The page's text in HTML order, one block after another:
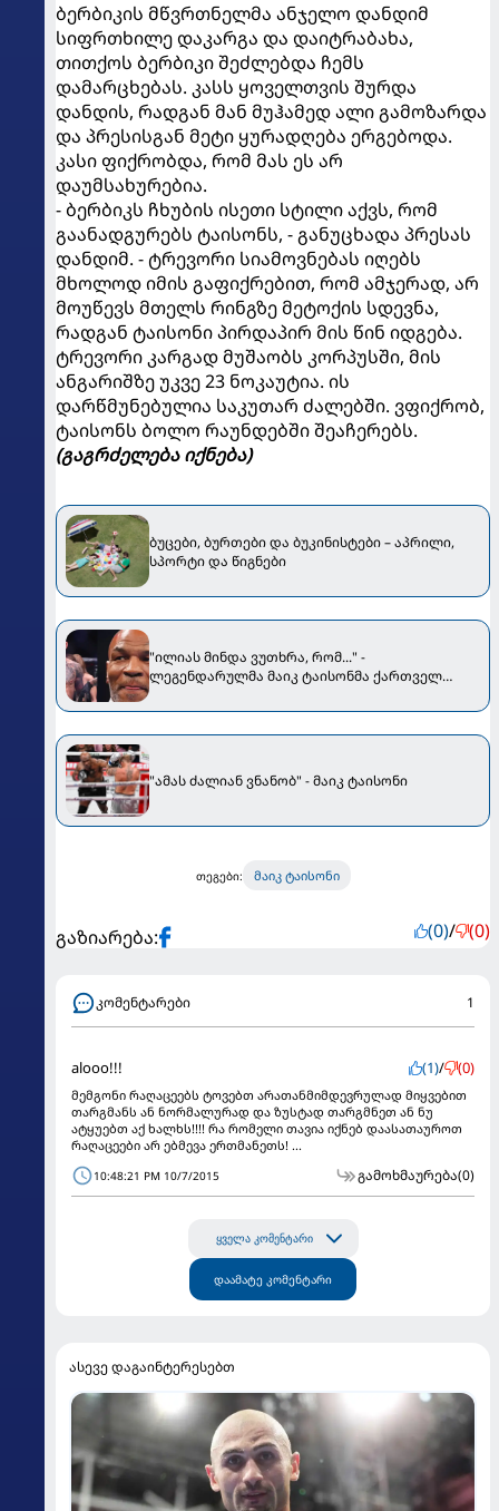
ბერბიკის მწვრთნელმა ანჯელო დანდიმ
სიფრთხილე დაკარგა და დაიტრაბახა,
თითქოს ბერბიკი შეძლებდა ჩემს
დამარცხებას. კასს ყოველთვის შურდა
დანდის, რადგან მან მუჰამედ ალი გამოზარდა
და პრესისგან მეტი ყურადღება ერგებოდა.
კასი ფიქრობდა, რომ მას ეს არ
დაუმსახურებია.
- ბერბიკს ჩხუბის ისეთი სტილი აქვს, რომ
გაანადგურებს ტაისონს, - განუცხადა პრესას
დანდიმ. - ტრევორი სიამოვნებას იღებს
მხოლოდ იმის გაფიქრებით, რომ ამჯერად, არ
მოუწევს მთელს რინგზე მეტოქის სდევნა,
რადგან ტაისონი პირდაპირ მის წინ იდგება.
ტრევორი კარგად მუშაობს კორპუსში, მის
ანგარიშზე უკვე 23 ნოკაუტია. ის
დარწმუნებულია საკუთარ ძალებში. ვფიქრობ,
ტაისონს ბოლო რაუნდებში შეაჩერებს.
(გაგრძელება იქნება)
ბუცები, ბურთები და ბუკინისტები – აპრილი,
სპორტი და წიგნები
"ილიას მინდა ვუთხრა, რომ..." -
ლეგენდარულმა მაიკ ტაისონმა ქართველ
"ამას ძალიან ვნანობ" - მაიკ ტაისონი
თეგები: მაიკ ტაისონი
გაზიარება: (0)/ (0)
კომენტარები 1
alooo!!! (1)/ (0)
მემგონი რაღაცეებს ტოვებთ არათანმიმდევრულად მიყვებით
თარგმანს ან ნორმალურად და ზუსტად თარგმნეთ ან ნუ
ატყუებთ აქ ხალხს!!!! რა რომელი თავია იქნებ დაასათაუროთ
რაღაცეები არ ებმევა ერთმანეთს! ...
10:48:21 PM 10/7/2015 გამოხმაურება(0)
ყველა კომენტარი
დაამატე კომენტარი
ასევე დაგაინტერესებთ